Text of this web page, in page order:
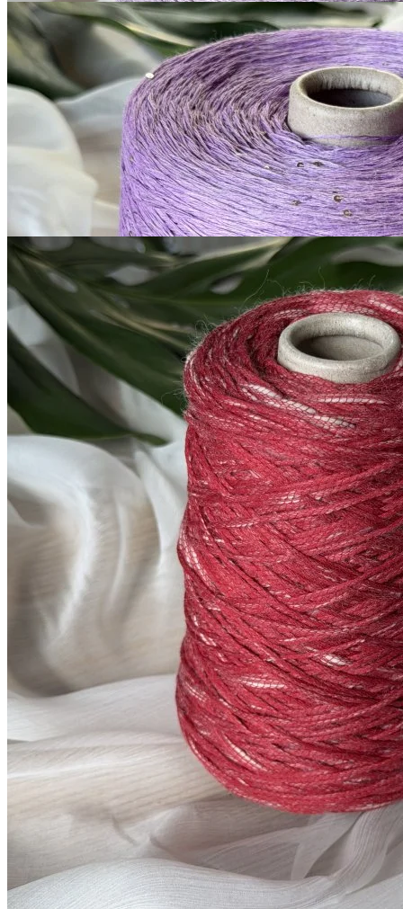
В наличии 8995 гр
G&G Filati
Silk Linen
шёлк 30%, лён 70%, пайетки
420 м/100 гсветло-аметистовый
1 300₽
за 100 г
Купить
В наличии 380 гр
G&G Filati
Boccolo
меринос 70%, хлопок 30%
170 м/100 гтёмно-красный
980 ₽
за 100 г
Купить
© 2026
Filato Italiano
Мы в соцсетях
Мы используем файлы cookie,
чтобы улучшить работу сайта и предоставить вам
больше возможностей. Также, к сайту подключен сервис
веб аналитики Яндекс Метрика, использующий cookie.
Продолжая использовать сайт, вы соглашаетесь с
условиями использования cookie.